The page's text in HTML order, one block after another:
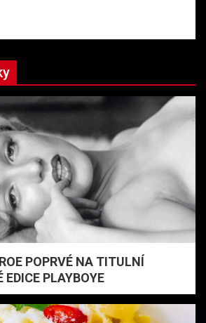
POPRVÉ NA TITULNÍ
EDICE PLAYBOYE